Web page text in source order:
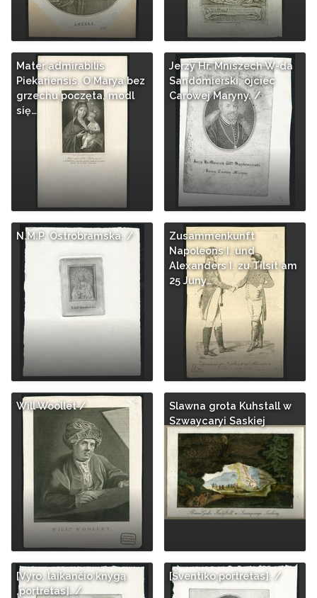
Mater admirabilis
Piekariensis. O Marya bez
grzechu poczęta, modl
się…
Jerzy Hr. Mniszech W-da
Sandomierski, ojciec
Carowej Maryny. /
N.M.P. Ostrobramska. /
Zusammenkunft
Napoleons I. und
Alexanders I. zu Tilsit am
25 Juny…
Will Woollet /
Slawna grota Kuhstall w
Szwaycaryi Saskiej
[Vyro, laikančio knygą
,portretas]. /
[Šventiko portretas]. /